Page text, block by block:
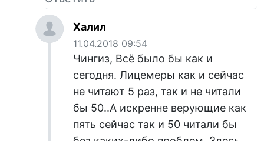
Халил
11.04.2018 09:54
Чингиз, Всё было бы как и
сегодня. Лицемеры как и сейчас
не читают 5 раз, так и не читали
бы 50..А искренне верующие как
пять сейчас так и 50 читали бы